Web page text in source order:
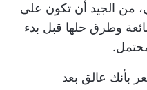
من الجيد أن تكون على
وطرق حلها قبل بدء
بأنك عالق بعد